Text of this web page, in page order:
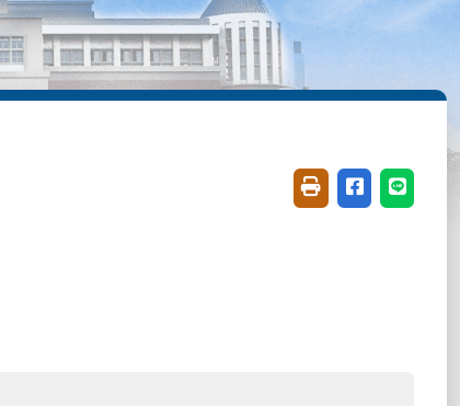
友善列印(開新視窗)
分享至臉書(
分享至